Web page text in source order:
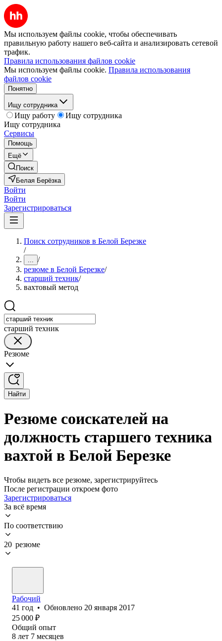
Мы используем файлы cookie, чтобы обеспечивать
правильную работу нашего веб-сайта и анализировать сетевой
трафик.
Правила использования файлов cookie
Мы используем файлы cookie. Правила использования
файлов cookie
Понятно
Ищу сотрудника
Ищу работу
Ищу сотрудника
Ищу сотрудника
Сервисы
Помощь
Ещё
Поиск
Белая Берёзка
Войти
Войти
Зарегистрироваться
Поиск сотрудников в Белой Березке
/
... /
резюме в Белой Березке/
старший техник/
вахтовый метод
старший техник
Резюме
Найти
Резюме соискателей на
должность старшего техника
вахтой в Белой Березке
Чтобы видеть все резюме, зарегистрируйтесь
После регистрации откроем фото
Зарегистрироваться
За всё время
По соответствию
20 резюме
Рабочий
41 год • Обновлено 20 января 2017
25 000 ₽
Общий опыт
8 лет 7 месяцев